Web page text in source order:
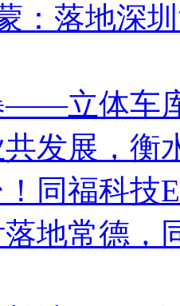
：落地深
——立体车
发展，衡
同福科技
地常德，